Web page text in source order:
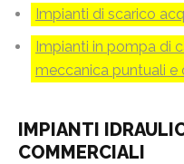
Impianti di scarico
Impianti in pompa di
meccanica puntuali e
IMPIANTI
COMMERCIALI